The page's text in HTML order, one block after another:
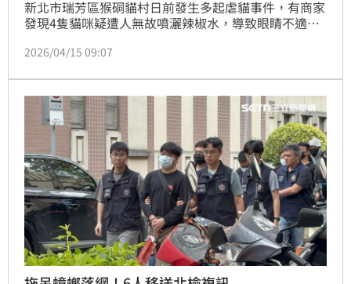
新北市瑞芳區猴硐貓村日前發生多起虐貓事件，有商家
發現4隻貓咪疑遭人無故噴灑辣椒水，導致眼睛不適、
警分局獲報後立即展開調查。經連日清查、比對及訪查
天（14日）前往犯嫌住處將其帶返分局調查，偵詢後將
依動保法第25條第1項罪嫌送辦。
2026/04/15 09:07